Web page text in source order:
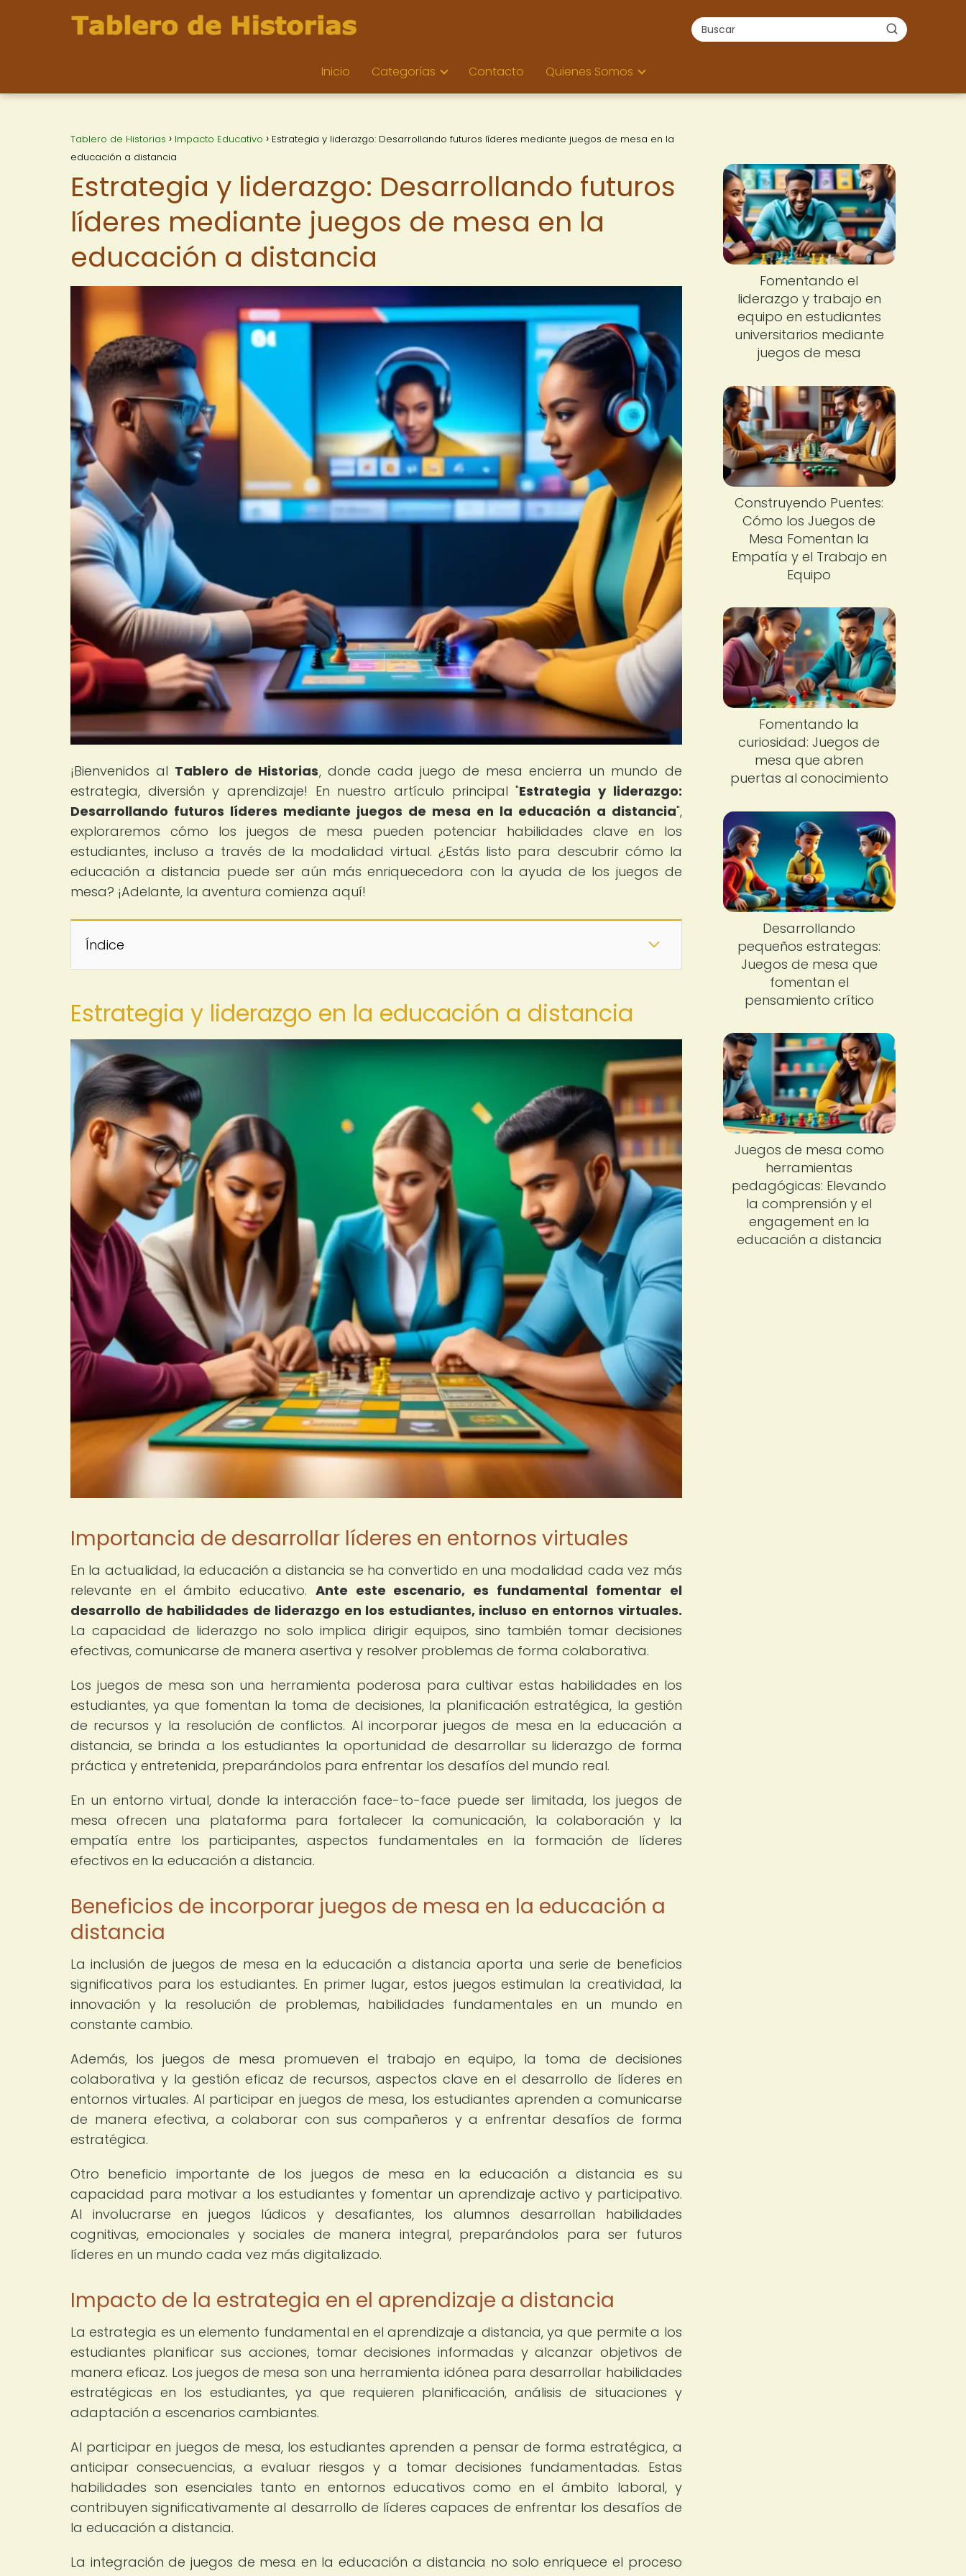
Inicio Categorías Contacto Quienes Somos
Tablero de Historias Impacto Educativo
Estrategia y liderazgo: Desarrollando futuros líderes mediante juegos de mesa en la
educación a distancia
Estrategia y liderazgo: Desarrollando futuros
líderes mediante juegos de mesa en la
educación a distancia
¡Bienvenidos al Tablero de Historias, donde cada juego de mesa encierra un mundo de
estrategia, diversión y aprendizaje! En nuestro artículo principal "Estrategia y liderazgo:
Desarrollando futuros líderes mediante juegos de mesa en la educación a distancia",
exploraremos cómo los juegos de mesa pueden potenciar habilidades clave en los
estudiantes, incluso a través de la modalidad virtual. ¿Estás listo para descubrir cómo la
educación a distancia puede ser aún más enriquecedora con la ayuda de los juegos de
mesa? ¡Adelante, la aventura comienza aquí!
Índice
Estrategia y liderazgo en la educación a distancia
Importancia de desarrollar líderes en entornos virtuales
En la actualidad, la educación a distancia se ha convertido en una modalidad cada vez más
relevante en el ámbito educativo. Ante este escenario, es fundamental fomentar el
desarrollo de habilidades de liderazgo en los estudiantes, incluso en entornos virtuales.
La capacidad de liderazgo no solo implica dirigir equipos, sino también tomar decisiones
efectivas, comunicarse de manera asertiva y resolver problemas de forma colaborativa.
Los juegos de mesa son una herramienta poderosa para cultivar estas habilidades en los
estudiantes, ya que fomentan la toma de decisiones, la planificación estratégica, la gestión
de recursos y la resolución de conflictos. Al incorporar juegos de mesa en la educación a
distancia, se brinda a los estudiantes la oportunidad de desarrollar su liderazgo de forma
práctica y entretenida, preparándolos para enfrentar los desafíos del mundo real.
En un entorno virtual, donde la interacción face-to-face puede ser limitada, los juegos de
mesa ofrecen una plataforma para fortalecer la comunicación, la colaboración y la
empatía entre los participantes, aspectos fundamentales en la formación de líderes
efectivos en la educación a distancia.
Beneficios de incorporar juegos de mesa en la educación a
distancia
La inclusión de juegos de mesa en la educación a distancia aporta una serie de beneficios
significativos para los estudiantes. En primer lugar, estos juegos estimulan la creatividad, la
innovación y la resolución de problemas, habilidades fundamentales en un mundo en
constante cambio.
Además, los juegos de mesa promueven el trabajo en equipo, la toma de decisiones
colaborativa y la gestión eficaz de recursos, aspectos clave en el desarrollo de líderes en
entornos virtuales. Al participar en juegos de mesa, los estudiantes aprenden a comunicarse
de manera efectiva, a colaborar con sus compañeros y a enfrentar desafíos de forma
estratégica.
Otro beneficio importante de los juegos de mesa en la educación a distancia es su
capacidad para motivar a los estudiantes y fomentar un aprendizaje activo y participativo.
Al involucrarse en juegos lúdicos y desafiantes, los alumnos desarrollan habilidades
cognitivas, emocionales y sociales de manera integral, preparándolos para ser futuros
líderes en un mundo cada vez más digitalizado.
Impacto de la estrategia en el aprendizaje a distancia
La estrategia es un elemento fundamental en el aprendizaje a distancia, ya que permite a los
estudiantes planificar sus acciones, tomar decisiones informadas y alcanzar objetivos de
manera eficaz. Los juegos de mesa son una herramienta idónea para desarrollar habilidades
estratégicas en los estudiantes, ya que requieren planificación, análisis de situaciones y
adaptación a escenarios cambiantes.
Al participar en juegos de mesa, los estudiantes aprenden a pensar de forma estratégica, a
anticipar consecuencias, a evaluar riesgos y a tomar decisiones fundamentadas. Estas
habilidades son esenciales tanto en entornos educativos como en el ámbito laboral, y
contribuyen significativamente al desarrollo de líderes capaces de enfrentar los desafíos de
la educación a distancia.
La integración de juegos de mesa en la educación a distancia no solo enriquece el proceso
Fomentando el
liderazgo y trabajo en
equipo en estudiantes
universitarios mediante
juegos de mesa
Construyendo Puentes:
Cómo los Juegos de
Mesa Fomentan la
Empatía y el Trabajo en
Equipo
Fomentando la
curiosidad: Juegos de
mesa que abren
puertas al conocimiento
Desarrollando
pequeños estrategas:
Juegos de mesa que
fomentan el
pensamiento crítico
Juegos de mesa como
herramientas
pedagógicas: Elevando
la comprensión y el
engagement en la
educación a distancia